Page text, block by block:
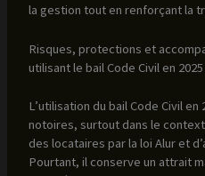
la gestion tout en renforçant la
Risques, protections et
utilisant le bail Code Civil en 2025
L’utilisation du bail Code Civil
notoires, surtout dans le
des locataires par la loi Alur et
Pourtant, il conserve un attrait